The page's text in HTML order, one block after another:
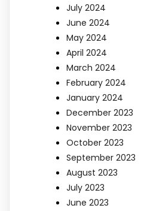
July 2024
June 2024
May 2024
April 2024
March 2024
February 2024
January 2024
December 2023
November 2023
October 2023
September 2023
August 2023
July 2023
June 2023